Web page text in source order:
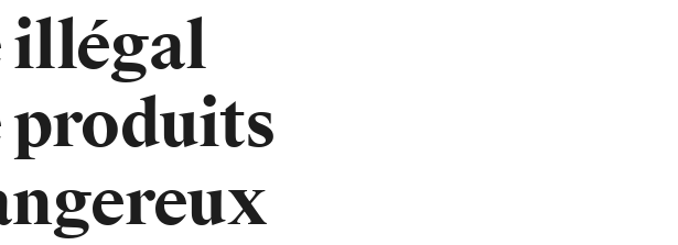
illégal
produits